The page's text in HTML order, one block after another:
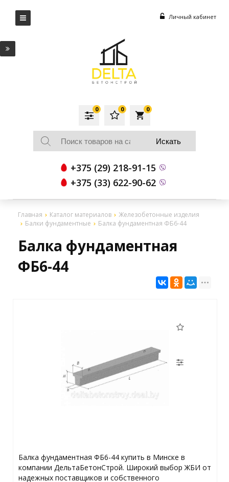
Личный кабинет
local_grocery_store
0
0
0
+375 (29) 218-91-15
+375 (33) 622-90-62
Главная Каталог материалов
Железобетонные изделия
Балки фундаментные
Балка фундаментная ФБ6-44
Балка фундаментная
ФБ6-44
Балка фундаментная ФБ6-44 купить в Минске в
компании ДельтаБетонСтрой. Широкий выбор ЖБИ от
надежных поставщиков и собственного